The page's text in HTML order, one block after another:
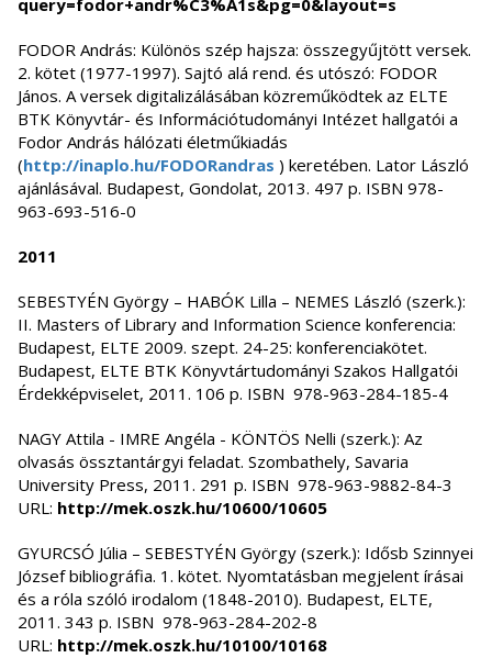
query=fodor+andr%C3%A1s&pg=0&layout=s
FODOR András: Különös szép hajsza: összegyűjtött versek.
2. kötet (1977-1997). Sajtó alá rend. és utószó: FODOR
János. A versek digitalizálásában közreműködtek az ELTE
BTK Könyvtár- és Információtudományi Intézet hallgatói a
Fodor András hálózati életműkiadás
(http://inaplo.hu/FODORandras ) keretében. Lator László
ajánlásával. Budapest, Gondolat, 2013. 497 p. ISBN 978-
963-693-516-0
2011
SEBESTYÉN György – HABÓK Lilla – NEMES László (szerk.):
II. Masters of Library and Information Science konferencia:
Budapest, ELTE 2009. szept. 24-25: konferenciakötet.
Budapest, ELTE BTK Könyvtártudományi Szakos Hallgatói
Érdekképviselet, 2011. 106 p. ISBN 978-963-284-185-4
NAGY Attila - IMRE Angéla - KÖNTÖS Nelli (szerk.): Az
olvasás össztantárgyi feladat. Szombathely, Savaria
University Press, 2011. 291 p. ISBN 978-963-9882-84-3
URL: http://mek.oszk.hu/10600/10605
GYURCSÓ Júlia – SEBESTYÉN György (szerk.): Idősb Szinnyei
József bibliográfia. 1. kötet. Nyomtatásban megjelent írásai
és a róla szóló irodalom (1848-2010). Budapest, ELTE,
2011. 343 p. ISBN 978-963-284-202-8
URL: http://mek.oszk.hu/10100/10168